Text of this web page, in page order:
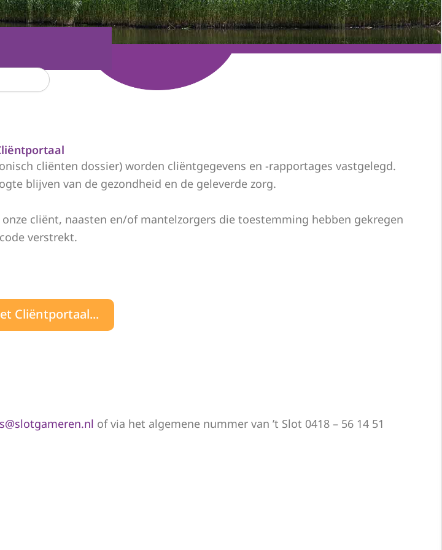
cliënten dossier) worden cliëntgegevens en -rapportages vastgelegd.
blijven van de gezondheid en de geleverde zorg.
cliënt, naasten en/of mantelzorgers die toestemming hebben gekregen
verstrekt.
Cliëntportaal...
of via het algemene nummer van ’t Slot 0418 – 56 14 51